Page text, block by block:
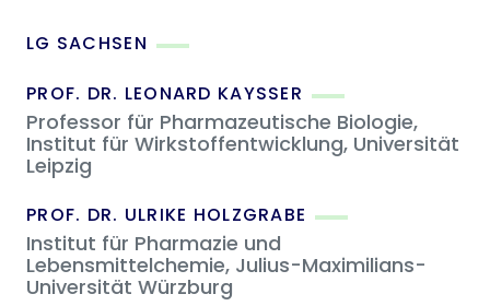
LG SACHSEN
PROF. DR. LEONARD KAYSSER
Professor für Pharmazeutische Biologie,
Institut für Wirkstoffentwicklung, Universität
Leipzig
PROF. DR. ULRIKE HOLZGRABE
Institut für Pharmazie und
Lebensmittelchemie, Julius-Maximilians-
Universität Würzburg